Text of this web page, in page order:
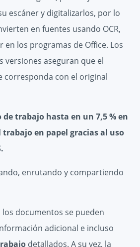
escáner y digitalizarlos, por lo
en fuentes usando OCR,
en los programas de Office. Los
versiones aseguran que el
corresponda con el original
trabajo hasta en un 7,5 % en
en papel gracias al uso
enrutando y compartiendo
los documentos se pueden
adicional e incluso
detallados. A su vez, la